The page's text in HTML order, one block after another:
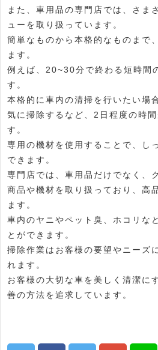
また、車用品の専門店では、さま
ューを取り扱っています。
簡単なものから本格的なものまで
ます。
例えば、20~30分で終わる短時間
す。
本格的に車内の清掃を行いたい場
気に掃除するなど、2日程度の時
す。
専用の機材を使用することで、し
できます。
専門店では、車用品だけでなく、
商品や機材を取り扱っており、高
ます。
車内のヤニやペット臭、ホコリな
とができます。
掃除作業はお客様の要望やニーズ
れます。
お客様の大切な車を美しく清潔に
善の方法を追求しています。